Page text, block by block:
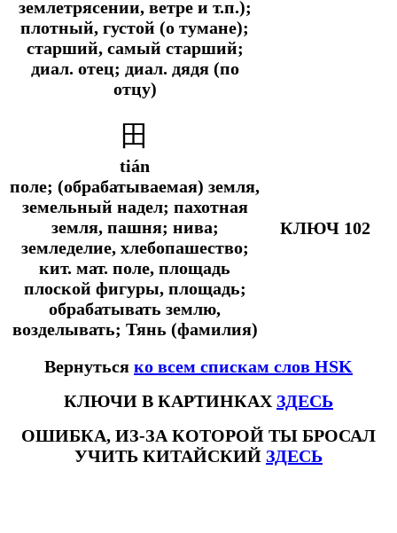
землетрясении, ветре и т.п.);
плотный, густой (о тумане);
старший, самый старший;
диал. отец; диал. дядя (по
отцу)
田
tián
поле; (обрабатываемая) земля,
земельный надел; пахотная
земля, пашня; нива;
земледелие, хлебопашество;
кит. мат. поле, площадь
плоской фигуры, площадь;
обрабатывать землю,
возделывать; Тянь (фамилия)
КЛЮЧ 102
Вернуться ко всем спискам слов HSK
КЛЮЧИ В КАРТИНКАХ ЗДЕСЬ
ОШИБКА, ИЗ-ЗА КОТОРОЙ ТЫ БРОСАЛ
УЧИТЬ КИТАЙСКИЙ ЗДЕСЬ